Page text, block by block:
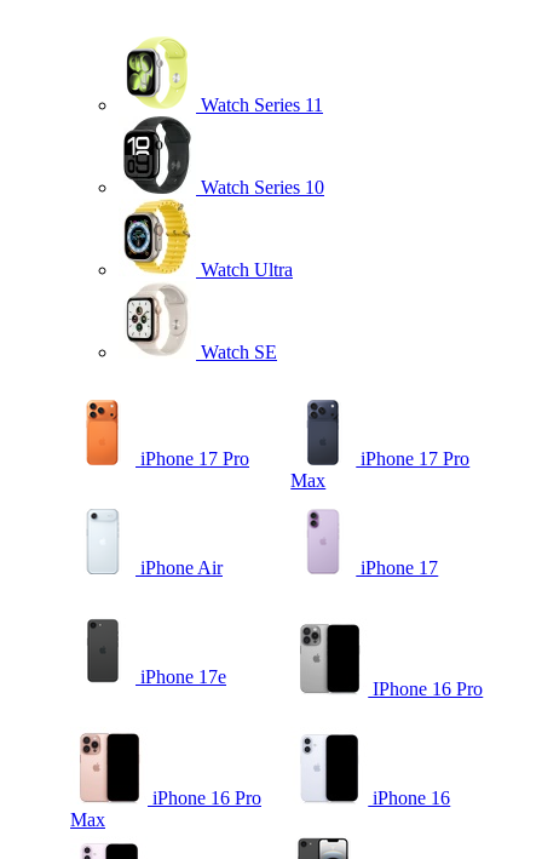
Watch Series 11
Watch Series 10
Watch Ultra
Watch SE
iPhone 17 Pro
iPhone 17 Pro
Max
iPhone Air iPhone 17
iPhone 17e
IPhone 16 Pro
iPhone 16 Pro
Max
iPhone 16